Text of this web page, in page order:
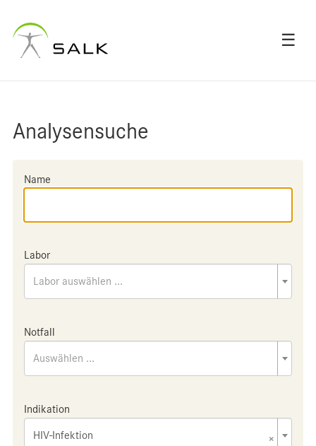
☰
Analysensuche
Name
Labor
Labor auswählen ...
Notfall
Auswählen ...
Indikation
×
HIV-Infektion